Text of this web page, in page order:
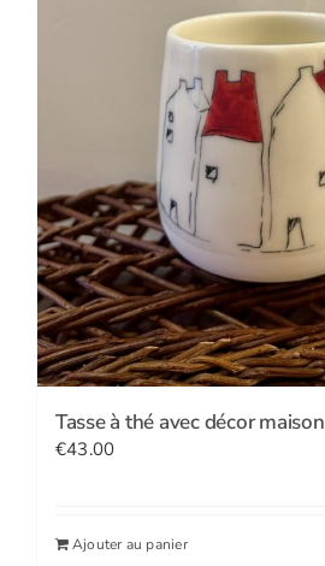
Tasse à thé avec décor maison
€43.00
Ajouter au panier